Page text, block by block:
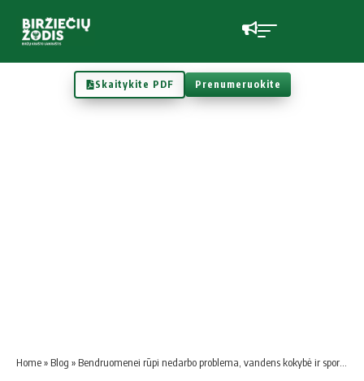
Skaitykite PDF Prenumeruokite
Home» Blog » Bendruomenei rūpi nedarbo problema, vandens kokybė ir sportas